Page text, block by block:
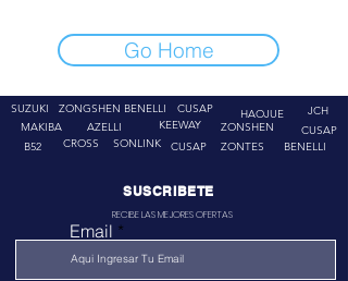
Go Home
SUZUKI
ZONGSHEN
MAKIBA
AZELLI
BENELLI
CUSAP
KEEWAY
B52
CROSS SONLINK CUSAP
HAOJUE
JCH
ZONSHEN
ZONTES
CUSAP
BENELLI
SUSCRIBETE
RECIBE LAS MEJORES OFERTAS
Email